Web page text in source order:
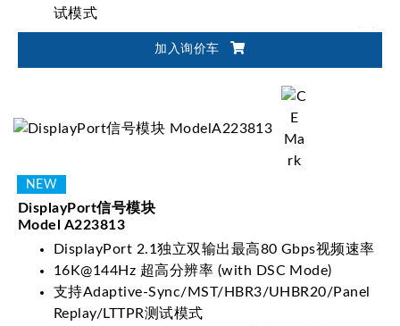
试模式
HDR10/HLG /HDR10 +/Dolby Vision 图像测试功
加入询价车
DisplayPort信号模块
Model A223813
DisplayPort 2.1独立双输出最高80 Gbps视频速率
16K@144Hz 超高分辨率 (with DSC Mode)
支持Adaptive-Sync/MST/HBR3/UHBR20/Panel
Replay/LTTPR测试模式